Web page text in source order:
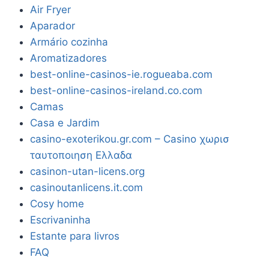
Air Fryer
Aparador
Armário cozinha
Aromatizadores
best-online-casinos-ie.rogueaba.com
best-online-casinos-ireland.co.com
Camas
Casa e Jardim
casino-exoterikou.gr.com – Casino χωρισ
ταυτοποιηση Ελλαδα
casinon-utan-licens.org
casinoutanlicens.it.com
Cosy home
Escrivaninha
Estante para livros
FAQ